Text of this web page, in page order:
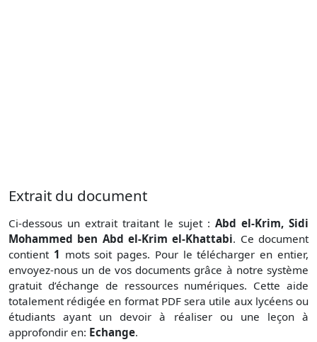
Extrait du document
Ci-dessous un extrait traitant le sujet : Abd el-Krim, Sidi
Mohammed ben Abd el-Krim el-Khattabi. Ce document
contient 1 mots soit pages. Pour le télécharger en entier,
envoyez-nous un de vos documents grâce à notre système
gratuit d’échange de ressources numériques. Cette aide
totalement rédigée en format PDF sera utile aux lycéens ou
étudiants ayant un devoir à réaliser ou une leçon à
approfondir en: Echange.